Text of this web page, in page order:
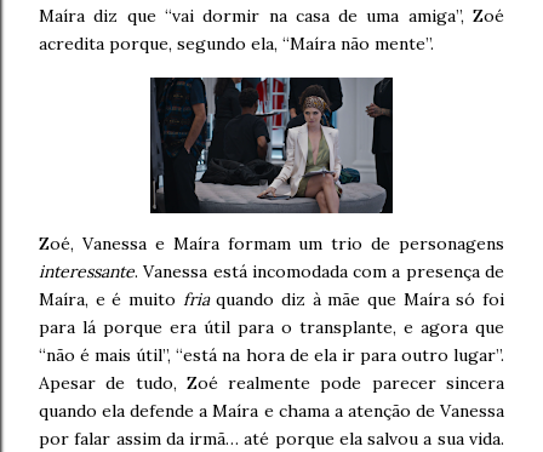
Maíra diz que “vai dormir na casa de uma amiga”, Zoé
acredita porque, segundo ela, “Maíra não mente”.
Zoé, Vanessa e Maíra formam um trio de personagens
interessante. Vanessa está incomodada com a presença de
Maíra, e é muito friaquando diz à mãe que Maíra só foi
para lá porque era útil para o transplante, e agora que
“não é mais útil”, “está na hora de ela ir para outro lugar”.
Apesar de tudo, Zoé realmente pode parecer sincera
quando ela defende a Maíra e chama a atenção de Vanessa
por falar assim da irmã… até porque ela salvou a sua vida.